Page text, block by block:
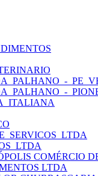
COMÉRCIO
LTDA